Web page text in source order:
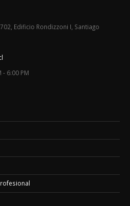
Edificio Rondizzoni I, Santiago
- 6:00 PM